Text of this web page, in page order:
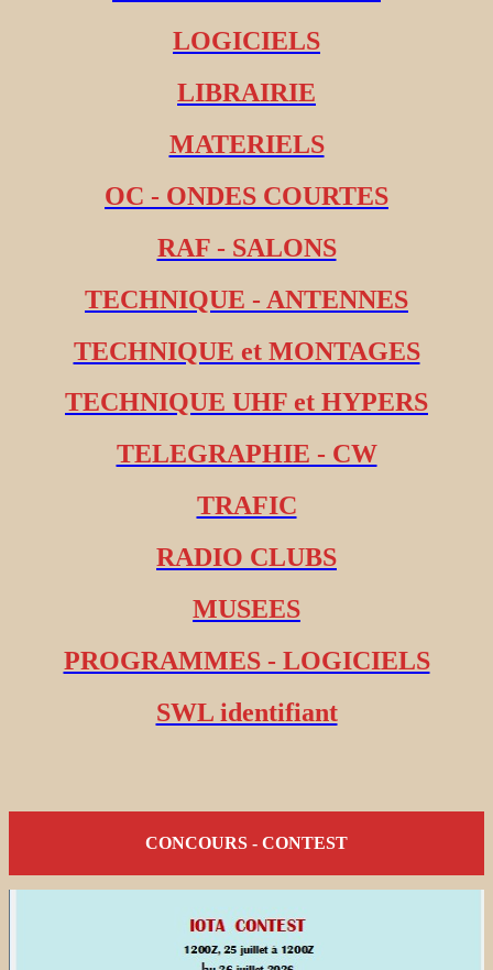
LOGICIELS
LIBRAIRIE
MATERIELS
OC - ONDES COURTES
RAF - SALONS
TECHNIQUE - ANTENNES
TECHNIQUE et MONTAGES
TECHNIQUE UHF et HYPERS
TELEGRAPHIE - CW
TRAFIC
RADIO CLUBS
MUSEES
PROGRAMMES - LOGICIELS
SWL identifiant
CONCOURS - CONTEST